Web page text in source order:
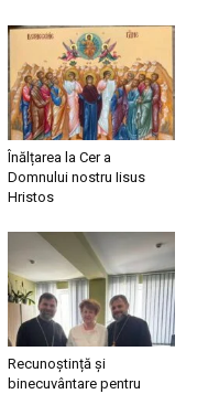
Înălțarea la Cer a
Domnului nostru Iisus
Hristos
Recunoștință și
binecuvântare pentru